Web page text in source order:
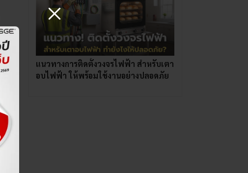
แนวทางการติดตั้งวงจรไฟฟ้า สำหรับเตา
อบไฟฟ้า ให้พร้อมใช้งานอย่างปลอดภัย